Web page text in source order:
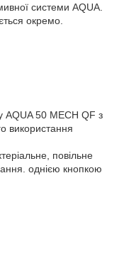
системи AQUA.
окремо.
AQUA 50 MECH QF з
використання
повільне
однією кнопкою